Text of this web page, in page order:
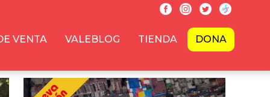
VENTA VALEBLOG TIENDA DONA